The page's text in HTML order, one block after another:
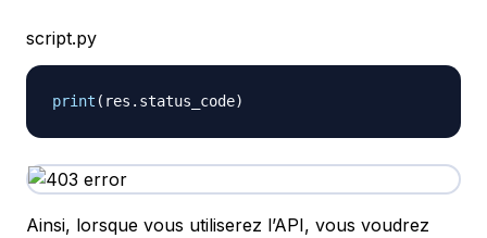
script.py
print ( res . status_code)
Ainsi, lorsque vous utiliserez l’API, vous voudrez